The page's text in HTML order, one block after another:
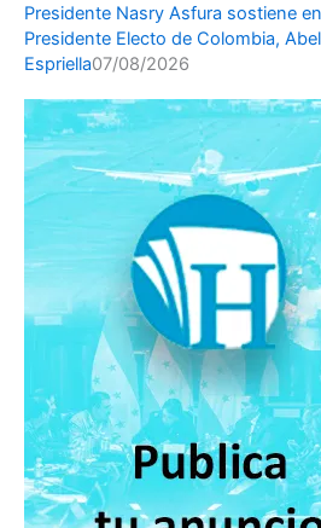
Presidente Nasry Asfura sostiene
Presidente Electo de Colombia,
Espriella07/08/2026